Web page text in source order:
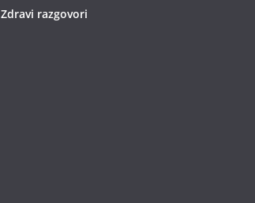
Zdravi razgovori